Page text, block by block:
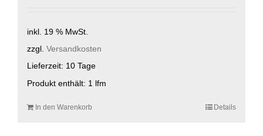
inkl. 19 % MwSt.
zzgl. Versandkosten
Lieferzeit: 10 Tage
Produkt enthält: 1 lfm
In den Warenkorb Details